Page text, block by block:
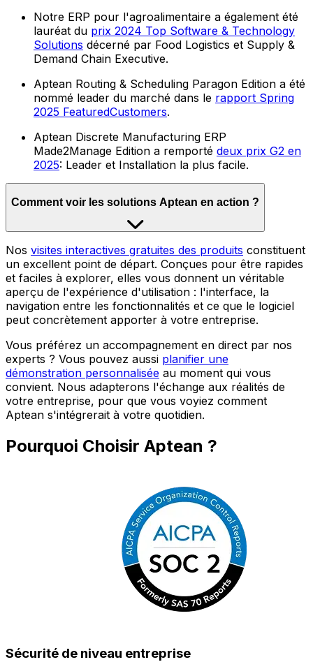
Notre ERP pour l'agroalimentaire a également été
lauréat du prix 2024 Top Software & Technology
Solutions décerné par Food Logistics et Supply &
Demand Chain Executive.
Aptean Routing & Scheduling Paragon Edition a été
nommé leader du marché dans le rapport Spring
2025 FeaturedCustomers.
Aptean Discrete Manufacturing ERP
Made2Manage Edition a remporté deux prix G2 en
2025: Leader et Installation la plus facile.
Comment voir les solutions Aptean en action ?
Nos visites interactives gratuites des produits constituent
un excellent point de départ. Conçues pour être rapides
et faciles à explorer, elles vous donnent un véritable
aperçu de l'expérience d'utilisation : l'interface, la
navigation entre les fonctionnalités et ce que le logiciel
peut concrètement apporter à votre entreprise.
Vous préférez un accompagnement en direct par nos
experts ? Vous pouvez aussi planifier une
démonstration personnalisée au moment qui vous
convient. Nous adapterons l'échange aux réalités de
votre entreprise, pour que vous voyiez comment
Aptean s'intégrerait à votre quotidien.
Pourquoi Choisir Aptean ?
Sécurité de niveau entreprise